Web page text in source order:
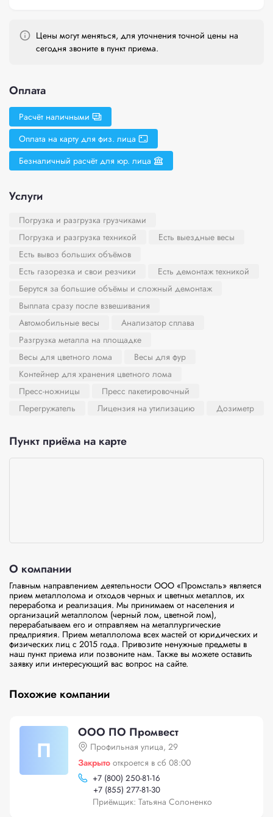
Цены могут меняться, для уточнения точной цены на
сегодня звоните в пункт приема.
Оплата
Расчёт наличными
Оплата на карту для физ. лица
Безналичный расчёт для юр. лица
Услуги
Погрузка и разгрузка грузчиками
Погрузка и разгрузка техникой
Есть выездные весы
Есть вывоз больших объёмов
Есть газорезка и свои резчики
Есть демонтаж техникой
Берутся за большие объёмы и сложный демонтаж
Выплата сразу после взвешивания
Автомобильные весы
Анализатор сплава
Разгрузка металла на площадке
Весы для цветного лома
Весы для фур
Контейнер для хранения цветного лома
Пресс-ножницы
Пресс пакетировочный
Перегружатель
Лицензия на утилизацию Дозиметр
Пункт приёма на карте
О компании
Главным направлением деятельности ООО «Промсталь» является
прием металлолома и отходов черных и цветных металлов, их
переработка и реализация. Мы принимаем от населения и
организаций металлолом (черный лом, цветной лом),
перерабатываем его и отправляем на металлургические
предприятия. Прием металлолома всех мастей от юридических и
физических лиц с 2015 года. Привозите ненужные предметы в
наш пункт приема или позвоните нам. Также вы можете оставить
заявку или интересующий вас вопрос на сайте.
Похожие компании
П
ООО ПО Промвест
Профильная улица, 29
Закрыто откроется в сб 08:00
+7 (800) 250-81-16
+7 (855) 277-81-30
Приёмщик: Татьяна Солоненко